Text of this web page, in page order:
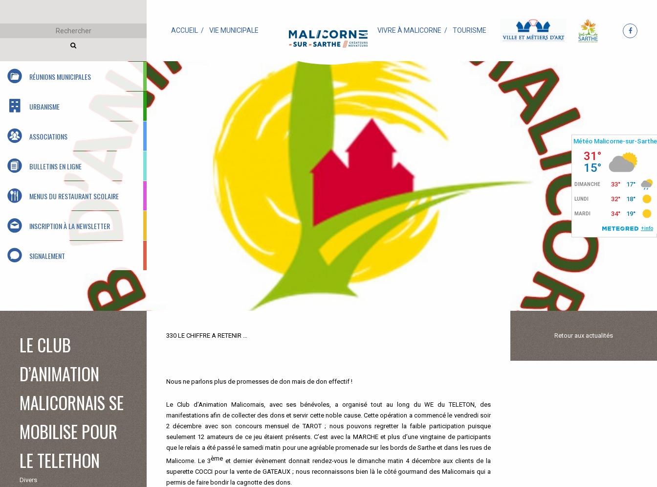
ACCUEIL VIE MUNICIPALE VIVRE À MALICORNE TOURISME
RÉUNIONS MUNICIPALES
URBANISME
ASSOCIATIONS
BULLETINS EN LIGNE
MENUS DU RESTAURANT SCOLAIRE
INSCRIPTION À LA NEWSLETTER
SIGNALEMENT
LE CLUB
D’ANIMATION
MALICORNAIS SE
MOBILISE POUR
LE TELETHON
Divers
Retour aux actualités
330 LE CHIFFRE A RETENIR …
Nous ne parlons plus de promesses de don mais de don effectif !
Le Club d’Animation Malicornais, avec ses bénévoles, a organisé tout au long du WE du TELETON, des
manifestations afin de collecter des dons et servir cette noble cause. Cette opération a commencé le vendredi soir
2 décembre avec son concours mensuel de TAROT ; nous pouvons regretter la faible participation puisque
seulement 12 amateurs de ce jeu étaient présents. C’est avec la MARCHE et plus d’une vingtaine de participants
que le relais a été passé le samedi matin pour une agréable promenade sur les bords de Sarthe et dans les rues de
Malicorne. Le 3ème et dernier évènement donnait rendez-vous le dimanche matin 4 décembre aux clients de la
superette COCCI pour la vente de GATEAUX ; nous reconnaissons bien là le côté gourmand des Malicornais qui a
permis de faire bondir la cagnotte des dons.